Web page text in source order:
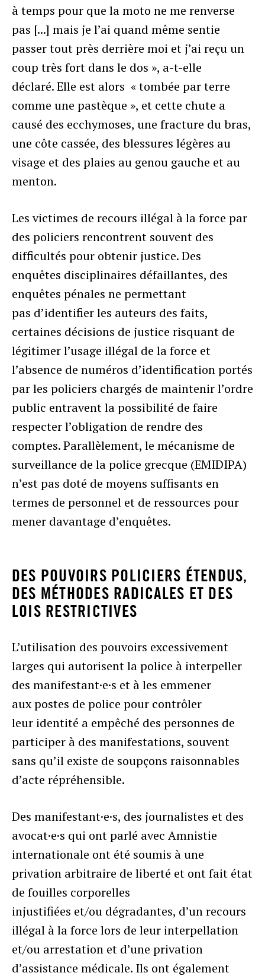
à temps pour que la moto ne me renverse
pas [...] mais je l’ai quand même sentie
passer tout près derrière moi et j’ai reçu un
coup très fort dans le dos », a-t-elle
déclaré. Elle est alors « tombée par terre
comme une pastèque », et cette chute a
causé des ecchymoses, une fracture du bras,
une côte cassée, des blessures légères au
visage et des plaies au genou gauche et au
menton.
Les victimes de recours illégal à la force par
des policiers rencontrent souvent des
difficultés pour obtenir justice. Des
enquêtes disciplinaires défaillantes, des
enquêtes pénales ne permettant
pas d’identifier les auteurs des faits,
certaines décisions de justice risquant de
légitimer l’usage illégal de la force et
l’absence de numéros d’identification portés
par les policiers chargés de maintenir l’ordre
public entravent la possibilité de faire
respecter l’obligation de rendre des
comptes. Parallèlement, le mécanisme de
surveillance de la police grecque (EMIDIPA)
n’est pas doté de moyens suffisants en
termes de personnel et de ressources pour
mener davantage d’enquêtes.
DES POUVOIRS POLICIERS ÉTENDUS,
DES MÉTHODES RADICALES ET DES
LOIS RESTRICTIVES
L’utilisation des pouvoirs excessivement
larges qui autorisent la police à interpeller
des manifestant·e·s et à les emmener
aux postes de police pour contrôler
leur identité a empêché des personnes de
participer à des manifestations, souvent
sans qu’il existe de soupçons raisonnables
d’acte répréhensible.
Des manifestant·e·s, des journalistes et des
avocat·e·s qui ont parlé avec Amnistie
internationale ont été soumis à une
privation arbitraire de liberté et ont fait état
de fouilles corporelles
injustifiées et/ou dégradantes, d’un recours
illégal à la force lors de leur interpellation
et/ou arrestation et d’une privation
d’assistance médicale. Ils ont également